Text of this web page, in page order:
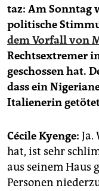
fragen & hilfe
unterstützen
genossenschaft
taz: Am Sonntag
politische
dem Vorfall von
Rechtsextremer
geschossen hat.
dass ein
Italienerin
Cécile Kyenge: Ja.
hat, ist sehr
aus seinem Haus
Personen